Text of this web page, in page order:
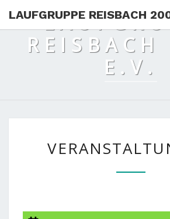
LAUFGRUPPE REISBACH
REISBACH
E.V.